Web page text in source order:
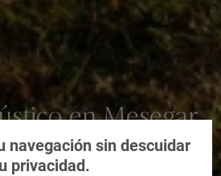
en Mesegar
Toledo
navegación sin descuidar
privacidad.